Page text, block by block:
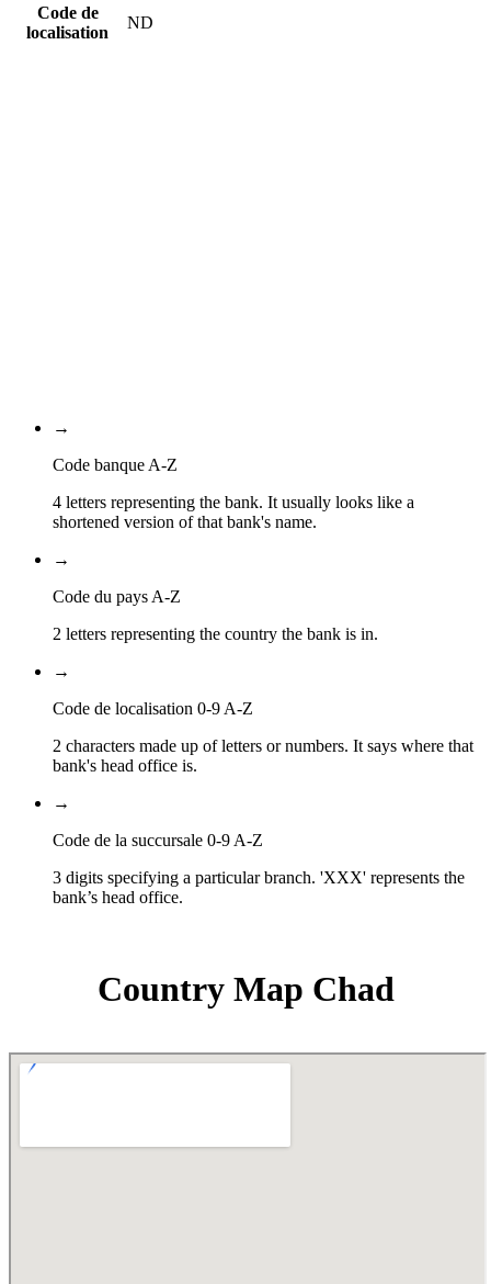
Code de
localisation
ND
→
Code banque A-Z
4 letters representing the bank. It usually looks like a
shortened version of that bank's name.
→
Code du pays A-Z
2 letters representing the country the bank is in.
→
Code de localisation 0-9 A-Z
2 characters made up of letters or numbers. It says where that
bank's head office is.
→
Code de la succursale 0-9 A-Z
3 digits specifying a particular branch. 'XXX' represents the
bank’s head office.
Country Map Chad